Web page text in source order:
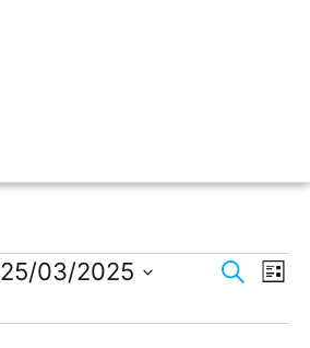
de
Pesquisar
Lista
25/03/2025